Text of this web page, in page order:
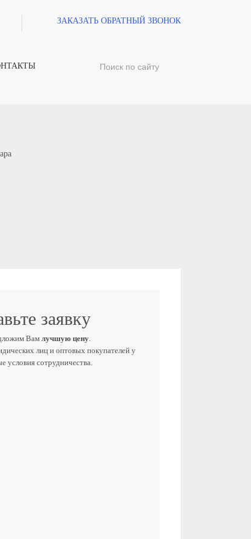
ЗАКАЗАТЬ ОБРАТНЫЙ ЗВОНОК
заявку
Вам лучшую цену.
лиц и оптовых покупателей у
условия сотрудничества.